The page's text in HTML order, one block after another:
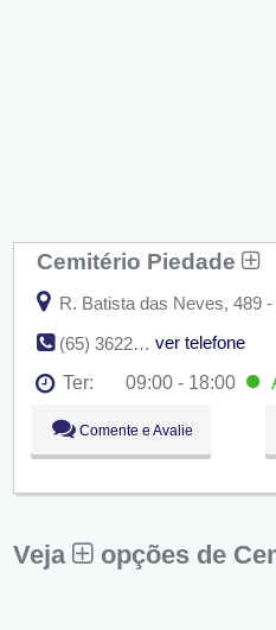
Cemitério Piedade
R. Batista das Neves, 489
(65) 3622-2327
ver telefone
Ter:
09:00 - 18:00
Seg:
Ter:
09:00 - 18:00
Qua:
09:00 - 18:00
Sex:
09:00 - 18:00
Dom:
Fechado
Comente e Avalie
Veja opções de